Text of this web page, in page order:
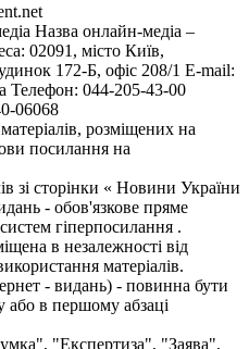
Назва онлайн-медіа –
02091, місто Київ,
172-Б, офіс 208/1 E-mail:
Телефон: 044-205-43-00
06068
розміщених на
посилання на
зі сторінки « Новини України
- обов'язкове пряме
гіперпосилання .
в незалежності від
матеріалів.
- видань) - повинна бути
або в першому абзаці
"Експертиза", "Заява",